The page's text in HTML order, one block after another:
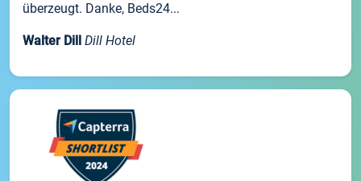
überzeugt. Danke, Beds24...
Walter Dill Dill Hotel